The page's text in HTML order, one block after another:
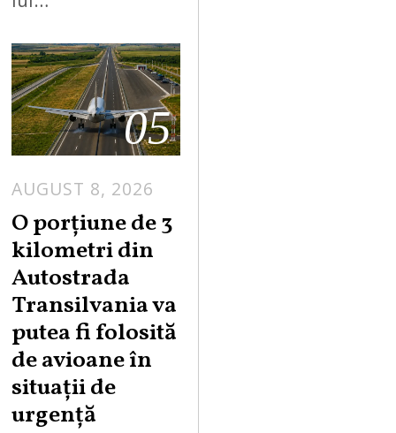
05
AUGUST 8, 2026
U
G
T
8
O porțiune de 3
kilometri din
Autostrada
Transilvania va
putea fi folosită
de avioane în
situații de
urgență